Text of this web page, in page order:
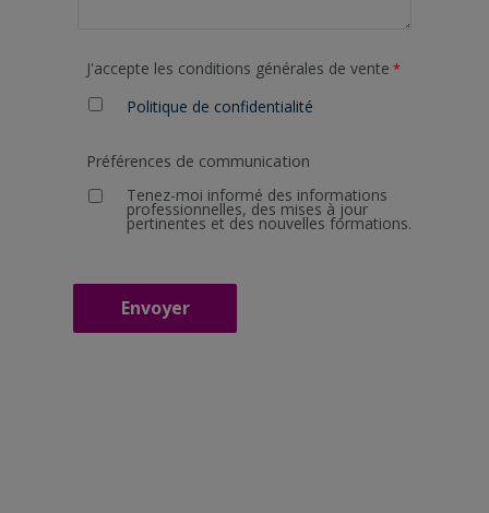
J'accepte les conditions générales de vente
Politique de confidentialité
Préférences de communication
Tenez-moi informé des informations
professionnelles, des mises à jour
pertinentes et des nouvelles formations.